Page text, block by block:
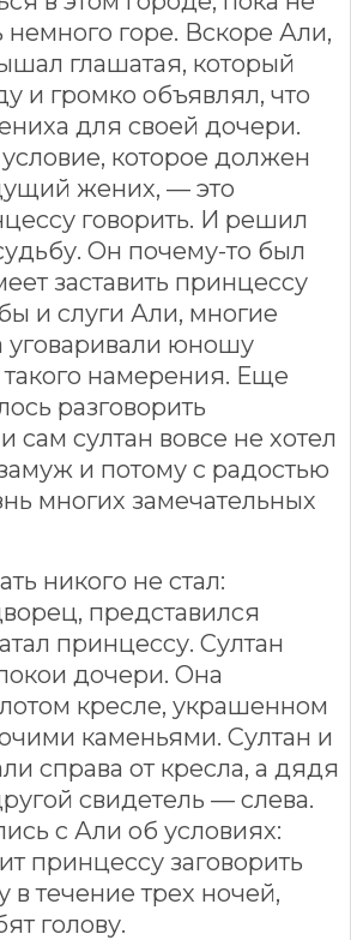
немного горе. Вскоре Али,
глашатая, который
и громко объявлял, что
для своей дочери.
которое должен
жених, — это
говорить. И решил
Он почему-то был
заставить принцессу
и слуги Али, многие
уговаривали юношу
такого намерения. Еще
разговорить
сам султан вовсе не хотел
и потому с радостью
многих замечательных
никого не стал:
представился
принцессу. Султан
дочери. Она
кресле, украшенном
каменьями. Султан и
справа от кресла, а дядя
свидетель — слева.
с Али об условиях:
принцессу заговорить
в течение трех ночей,
голову.